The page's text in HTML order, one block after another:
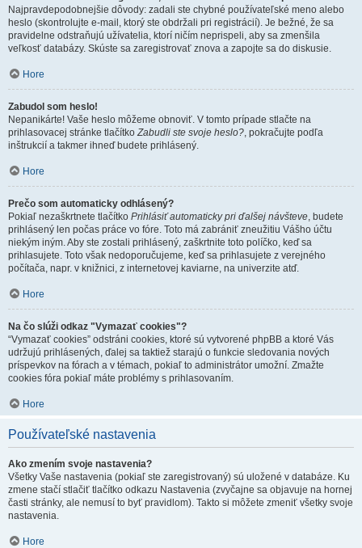
Najpravdepodobnejšie dôvody: zadali ste chybné používateľské meno alebo
heslo (skontrolujte e-mail, ktorý ste obdržali pri registrácií). Je bežné, že sa
pravidelne odstraňujú užívatelia, ktorí ničím neprispeli, aby sa zmenšila
veľkosť databázy. Skúste sa zaregistrovať znova a zapojte sa do diskusie.
Hore
Zabudol som heslo!
Nepanikárte! Vaše heslo môžeme obnoviť. V tomto prípade stlačte na
prihlasovacej stránke tlačítkoZabudli ste svoje heslo?, pokračujte podľa
inštrukcií a takmer ihneď budete prihlásený.
Hore
Prečo som automaticky odhlásený?
Pokiaľ nezaškrtnete tlačítko Prihlásiť automaticky pri ďalšej návšteve, budete
prihlásený len počas práce vo fóre. Toto má zabrániť zneužitiu Vášho účtu
niekým iným. Aby ste zostali prihlásený, zaškrtnite toto políčko, keď sa
prihlasujete. Toto však nedoporučujeme, keď sa prihlasujete z verejného
počítača, napr. v knižnici, z internetovej kaviarne, na univerzite atď.
Hore
Na čo slúži odkaz "Vymazať cookies"?
“Vymazať cookies” odstráni cookies, ktoré sú vytvorené phpBB a ktoré Vás
udržujú prihlásených, ďalej sa taktiež starajú o funkcie sledovania nových
príspevkov na fórach a v témach, pokiaľ to administrátor umožní. Zmažte
cookies fóra pokiaľ máte problémy s prihlasovaním.
Hore
Používateľské nastavenia
Ako zmením svoje nastavenia?
Všetky Vaše nastavenia (pokiaľ ste zaregistrovaný) sú uložené v databáze. Ku
zmene stačí stlačiť tlačítko odkazu Nastavenia (zvyčajne sa objavuje na hornej
časti stránky, ale nemusí to byť pravidlom). Takto si môžete zmeniť všetky svoje
nastavenia.
Hore